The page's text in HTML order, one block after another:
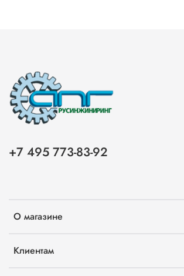
О магазине
Клиентам
+7 495 773-83-92